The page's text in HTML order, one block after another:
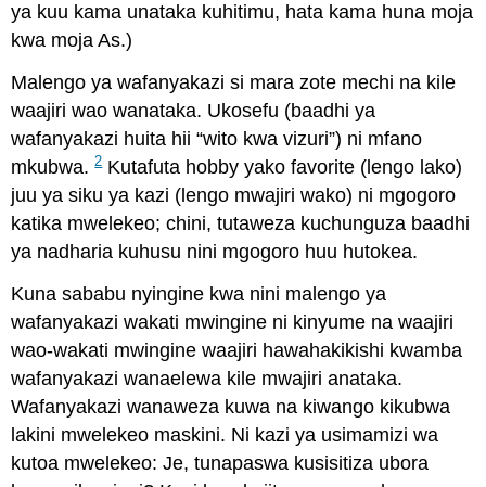
ya kuu kama unataka kuhitimu, hata kama huna moja
kwa moja As.)
Malengo ya wafanyakazi si mara zote mechi na kile
waajiri wao wanataka. Ukosefu (baadhi ya
wafanyakazi huita hii “wito kwa vizuri”) ni mfano
mkubwa.2Kutafuta hobby yako favorite (lengo lako)
juu ya siku ya kazi (lengo mwajiri wako) ni mgogoro
katika mwelekeo; chini, tutaweza kuchunguza baadhi
ya nadharia kuhusu nini mgogoro huu hutokea.
Kuna sababu nyingine kwa nini malengo ya
wafanyakazi wakati mwingine ni kinyume na waajiri
wao-wakati mwingine waajiri hawahakikishi kwamba
wafanyakazi wanaelewa kile mwajiri anataka.
Wafanyakazi wanaweza kuwa na kiwango kikubwa
lakini mwelekeo maskini. Ni kazi ya usimamizi wa
kutoa mwelekeo: Je, tunapaswa kusisitiza ubora